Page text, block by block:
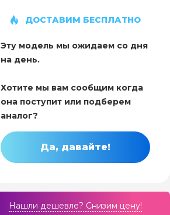
ДОСТАВИМ БЕСПЛАТНО
Эту модель мы ожидаем со дня
на день.
Хотите мы вам сообщим когда
она поступит или подберем
аналог?
Да, давайте!
Нашли дешевле? Cнизим цену!